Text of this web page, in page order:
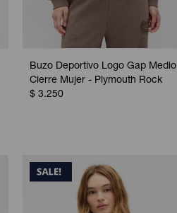
Buzo Deportivo Logo Gap Medio
Cierre Mujer - Plymouth Rock
$ 3.250